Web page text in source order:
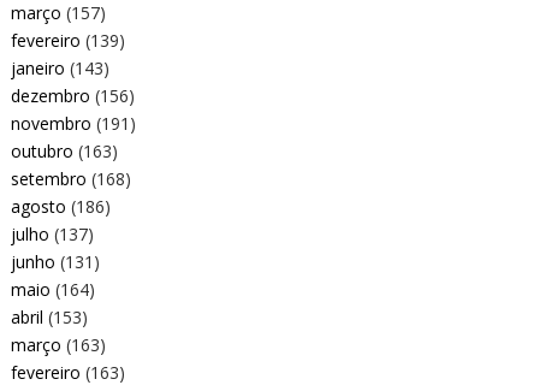
março (157)
fevereiro (139)
janeiro (143)
dezembro (156)
novembro (191)
outubro (163)
setembro (168)
agosto (186)
julho (137)
junho (131)
maio (164)
abril (153)
março (163)
fevereiro (163)